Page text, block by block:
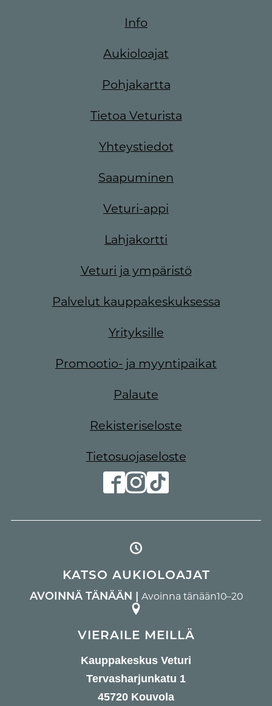
KATSO AUKIOLOAJAT
AVOINNÄ TÄNÄÄN | Avoinna tänään10–20
VIERAILE MEILLÄ
Kauppakeskus Veturi
Tervasharjunkatu 1
45720 Kouvola
Info
Aukioloajat
Pohjakartta
Tietoa Veturista
Yhteystiedot
Saapuminen
Veturi-appi
Lahjakortti
Veturi ja ympäristö
Palvelut kauppakeskuksessa
Yrityksille
Promootio- ja myyntipaikat
Palaute
Rekisteriseloste
Tietosuojaseloste